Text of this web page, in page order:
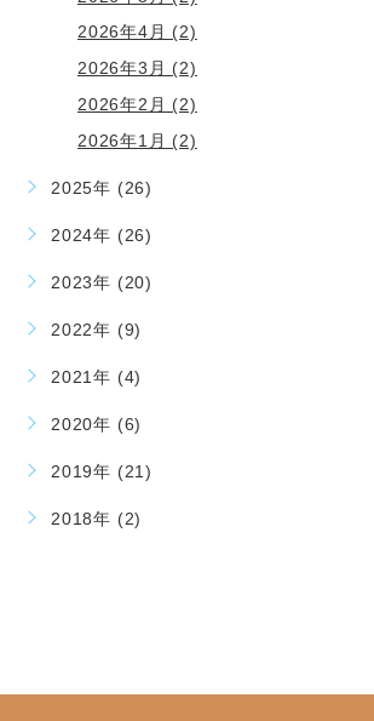
2026年4月 (2)
2026年3月 (2)
2026年2月 (2)
2026年1月 (2)
2025年 (26)
2024年 (26)
2023年 (20)
2022年 (9)
2021年 (4)
2020年 (6)
2019年 (21)
2018年 (2)